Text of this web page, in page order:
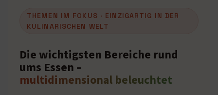
THEMEN IM FOKUS · EINZIGARTIG IN DER
KULINARISCHEN WELT
Die wichtigsten Bereiche rund
ums Essen –
multidimensional beleuchtet